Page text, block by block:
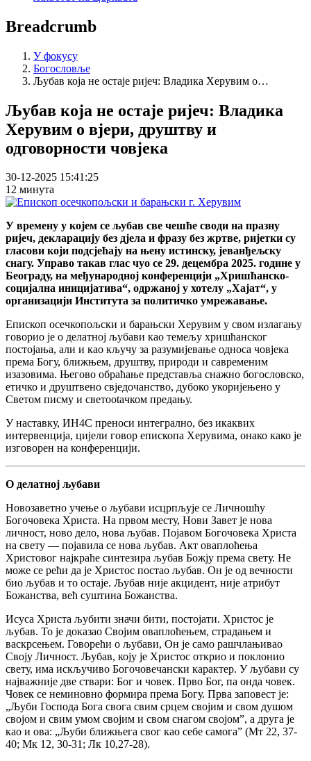
Breadcrumb
У фокусу
Богословље
Љубав која не остаје ријеч: Владика Херувим о…
Љубав која не остаје ријеч: Владика
Херувим о вјери, друштву и
одговорности човјека
30-12-2025 15:41:25
12 минута
У времену у којем се љубав све чешће своди на празну
ријеч, декларацију без дјела и фразу без жртве, ријетки су
гласови који подсјећају на њену истинску, јеванђељску
снагу. Управо такав глас чуо се 29. децембра 2025. године у
Београду, на међународној конференцији „Хришћанско-
социјална иницијатива“, одржаној у хотелу „Хајат“, у
организацији Института за политичко умрежавање.
Епископ осечкопољски и барањски Херувим у свом излагању
говорио је о делатној љубави као темељу хришћанског
постојања, али и као кључу за разумијевање односа човјека
према Богу, ближњем, друштву, природи и савременим
изазовима. Његово обраћање представља снажно богословско,
етичко и друштвено свједочанство, дубоко укоријењено у
Светом писму и светootaчком предању.
У наставку, ИН4С преноси интегрално, без икаквих
интервенција, цијели говор епископа Херувима, онако како је
изговорен на конференцији.
О делатној љубави
Новозаветно учење о љубави исцрпљује се Личношћу
Богочовека Христа. На првом месту, Нови Завет је нова
личност, ново дело, нова љубав. Појавом Богочовека Христа
на свету — појавила се нова љубав. Акт оваплоћења
Христовог најкраће синтезира љубав Божју према свету. Не
може се рећи да је Христос постао љубав. Он је од вечности
био љубав и то остаје. Љубав није акцидент, није атрибут
Божанства, већ суштина Божанства.
Исуса Христа љубити значи бити, постојати. Христос је
љубав. То је доказао Својим оваплоћењем, страдањем и
васкрсењем. Говорећи о љубави, Он је само рашчлањивао
Своју Личност. Љубав, коју је Христос открио и поклонио
свету, има искључиво Богочовечански карактер. У љубави су
најважније две ствари: Бог и човек. Прво Бог, па онда човек.
Човек се неминовно формира према Богу. Прва заповест је:
„Љуби Господа Бога свога свим срцем својим и свом душом
својом и свим умом својим и свом снагом својом”, а друга је
као и ова: „Љуби ближњега свог као себе самога” (Мт 22, 37-
40; Мк 12, 30-31; Лк 10,27-28).